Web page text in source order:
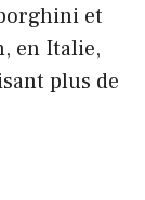
et
en Italie,
plus de